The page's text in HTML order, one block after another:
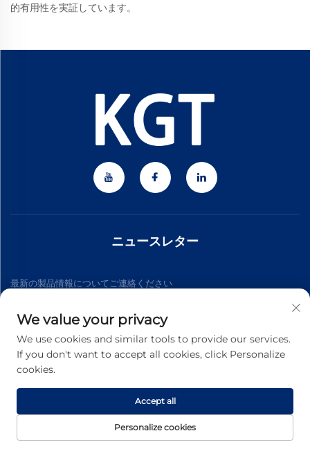
的有用性を実証しています。
ニュースレター
最新の製品情報についてご連絡ください
We value your privacy
We use cookies and similar tools to provide our services.
If you don't want to accept all cookies, click Personalize
cookies.
Personalize cookies
Accept all